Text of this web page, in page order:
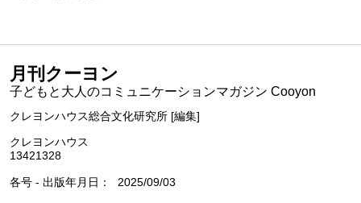
月刊クーヨン
子どもと大人のコミュニケーションマガジン Cooyon
クレヨンハウス総合文化研究所 [編集]
クレヨンハウス
13421328
各号 - 出版年月日 2025/09/03